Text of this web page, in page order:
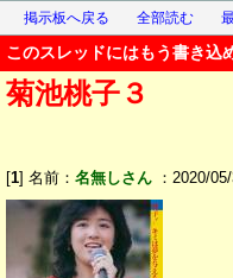
掲示板へ戻る 全部読む
このスレッドにはもう書き込
菊池桃子３
[1] 名前： 名無しさん ：2020/